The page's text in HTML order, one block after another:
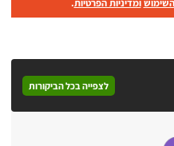
ומדיניות הפרטיות.
לצפייה בכל הביקורות